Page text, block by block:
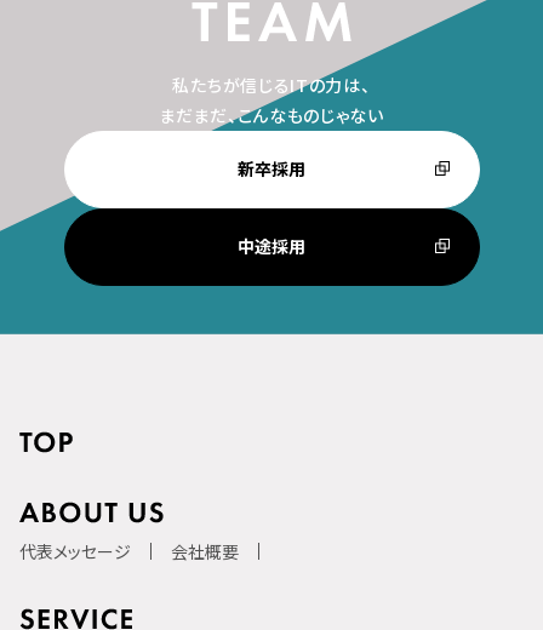
私たちが信じるITの力は、
まだまだ、こんなものじゃない
新卒採用
中途採用
代表メッセージ 会社概要